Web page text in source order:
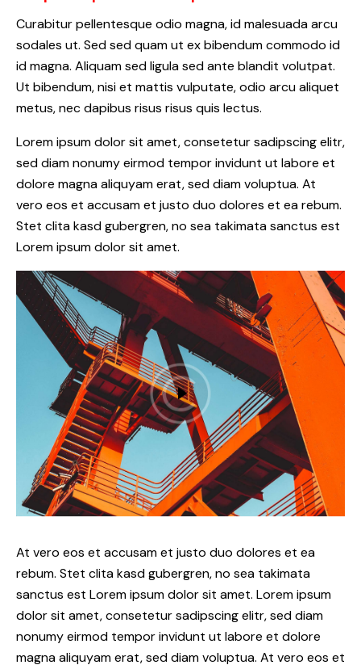
Curabitur pellentesque odio magna, id malesuada arcu
sodales ut. Sed sed quam ut ex bibendum commodo id
id magna. Aliquam sed ligula sed ante blandit volutpat.
Ut bibendum, nisi et mattis vulputate, odio arcu aliquet
metus, nec dapibus risus risus quis lectus.
Lorem ipsum dolor sit amet, consetetur sadipscing elitr,
sed diam nonumy eirmod tempor invidunt ut labore et
dolore magna aliquyam erat, sed diam voluptua. At
vero eos et accusam et justo duo dolores et ea rebum.
Stet clita kasd gubergren, no sea takimata sanctus est
Lorem ipsum dolor sit amet.
At vero eos et accusam et justo duo dolores et ea
rebum. Stet clita kasd gubergren, no sea takimata
sanctus est Lorem ipsum dolor sit amet. Lorem ipsum
dolor sit amet, consetetur sadipscing elitr, sed diam
nonumy eirmod tempor invidunt ut labore et dolore
magna aliquyam erat, sed diam voluptua. At vero eos et